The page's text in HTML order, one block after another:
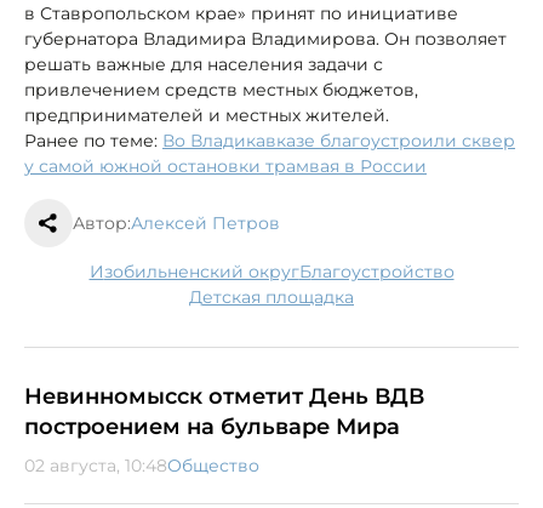
в Ставропольском крае» принят по инициативе
губернатора Владимира Владимирова. Он позволяет
решать важные для населения задачи с
привлечением средств местных бюджетов,
предпринимателей и местных жителей.
Ранее по теме: Во Владикавказе благоустроили сквер
у самой южной остановки трамвая в России
Автор:Алексей Петров
Изобильненский округ благоустройство
детская площадка
Невинномысск отметит День ВДВ
построением на бульваре Мира
02 августа, 10:48Общество